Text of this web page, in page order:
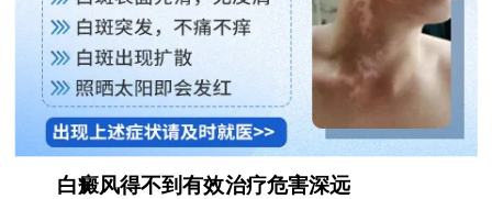
白癜风得不到有效治疗危害深远